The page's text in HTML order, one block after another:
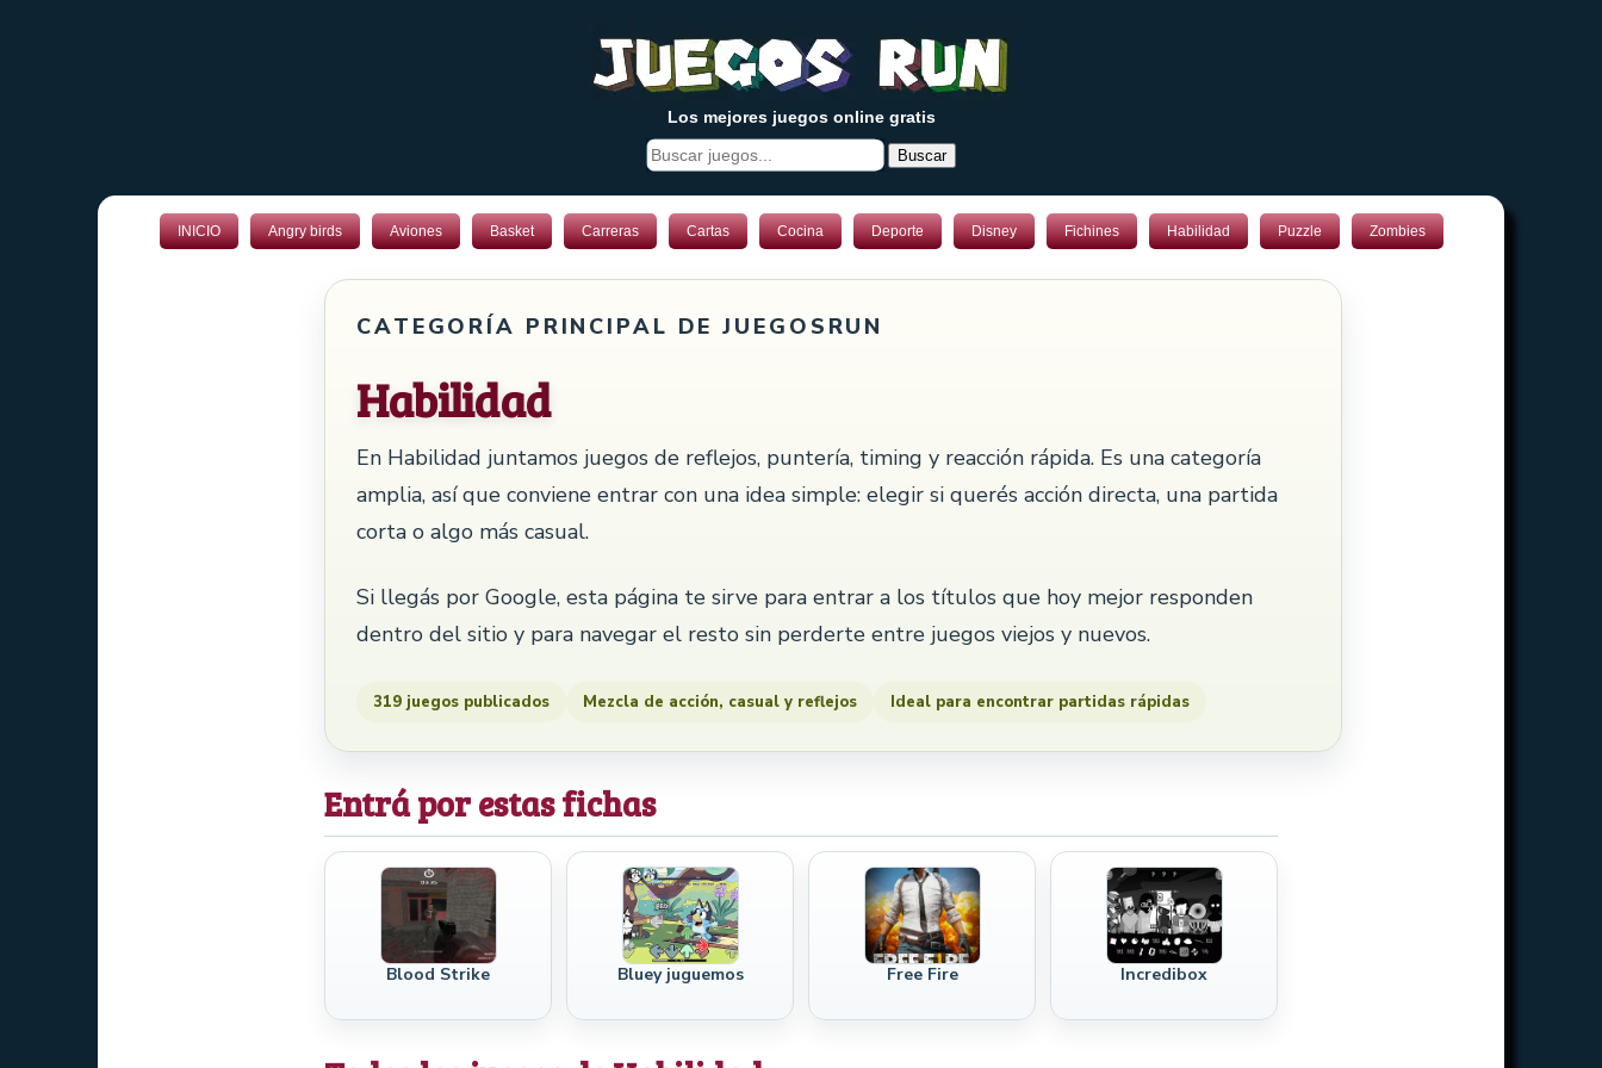
Los mejores juegos online gratis
Buscar
INICIO Angry birds Aviones Basket Carreras Cartas Cocina Deporte Disney Fichines Habilidad Puzzle Zombies
CATEGORÍA PRINCIPAL DE JUEGOSRUN
Habilidad
En Habilidad juntamos juegos de reflejos, puntería, timing y reacción rápida. Es una categoría
amplia, así que conviene entrar con una idea simple: elegir si querés acción directa, una partida
corta o algo más casual.
Si llegás por Google, esta página te sirve para entrar a los títulos que hoy mejor responden
dentro del sitio y para navegar el resto sin perderte entre juegos viejos y nuevos.
319 juegos publicados Mezcla de acción, casual y reflejos Ideal para encontrar partidas rápidas
Entrá por estas fichas
Blood Strike Bluey juguemos Free Fire Incredibox